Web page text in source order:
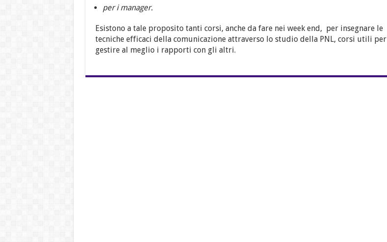
per i manager.
Esistono a tale proposito tanti corsi, anche da fare nei week end, per insegnare le
tecniche efficaci della comunicazione attraverso lo studio della PNL, corsi utili per
gestire al meglio i rapporti con gli altri.